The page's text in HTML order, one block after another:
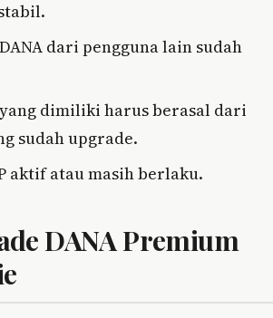
dari pengguna lain sudah
dimiliki harus berasal dari
sudah upgrade.
aktif atau masih berlaku.
DANA Premium